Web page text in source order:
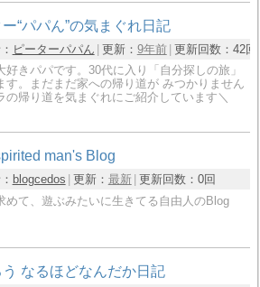
ー“パパん”の気まぐれ日記
ピーターパパん 更新： 9年前 更新回数： 42回
好きパパです。30代に入り「自分探しの旅」
す。まだまだ家への帰り道が みつかりません
の帰り道を気まぐれにご紹介しています＼
man's Blog
blogcedos 更新： 最新 更新回数： 0回
めて、遊ぶみたいに生きてる自由人のBlog
う なるほどなんだか日記